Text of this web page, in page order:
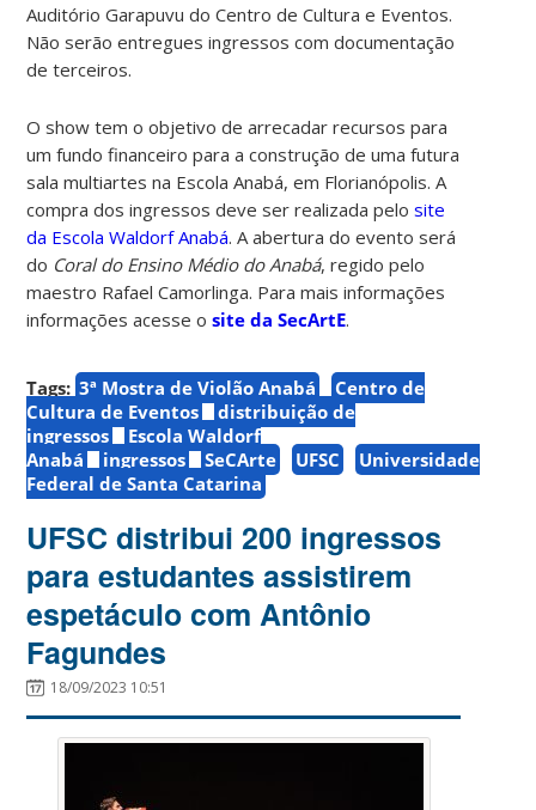
Auditório Garapuvu do Centro de Cultura e Eventos.
Não serão entregues ingressos com documentação
de terceiros.
O show tem o objetivo de arrecadar recursos para
um fundo financeiro para a construção de uma futura
sala multiartes na Escola Anabá, em Florianópolis. A
compra dos ingressos deve ser realizada pelosite
da Escola Waldorf Anabá. A abertura do evento será
do Coral do Ensino Médio do Anabá, regido pelo
maestro Rafael Camorlinga. Para mais informações
informações acesse osite da SecArtE.
Tags: 3ª Mostra de Violão Anabá
Centro de
Cultura de Eventos
distribuição de
ingressos
Escola Waldorf
Anabá
ingressos SeCArte UFSC
Universidade
Federal de Santa Catarina
UFSC distribui 200 ingressos
para estudantes assistirem
espetáculo com Antônio
Fagundes
18/09/2023 10:51